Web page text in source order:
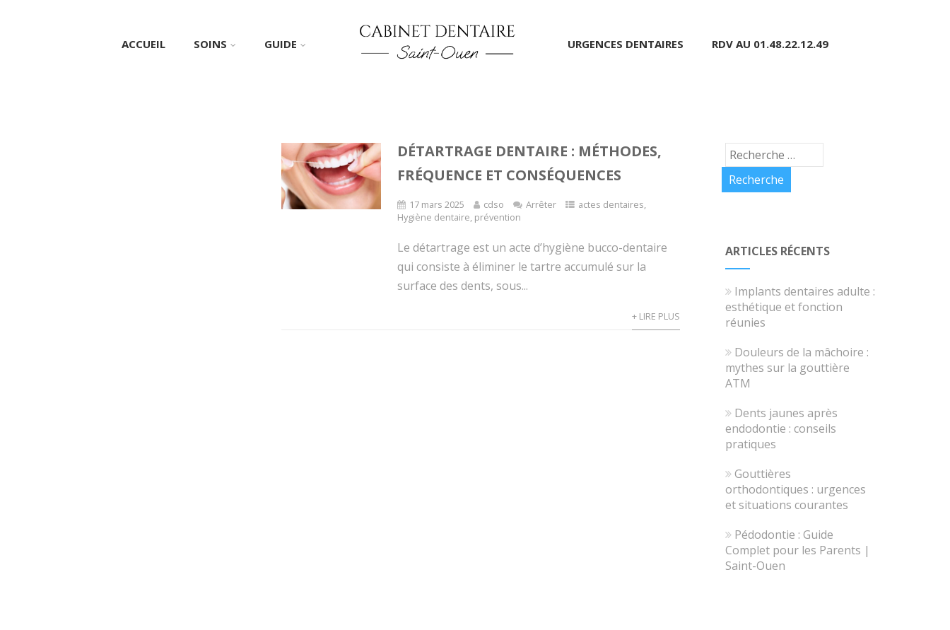
ACCUEIL SOINS GUIDE URGENCES DENTAIRES RDV AU 01.48.22.12.49
DÉTARTRAGE DENTAIRE : MÉTHODES,
FRÉQUENCE ET CONSÉQUENCES
17 mars 2025 cdso Arrêter actes dentaires,
Hygiène dentaire, prévention
Le détartrage est un acte d’hygiène bucco-dentaire
qui consiste à éliminer le tartre accumulé sur la
surface des dents, sous...
+ LIRE PLUS
ARTICLES RÉCENTS
Implants dentaires adulte :
esthétique et fonction
réunies
Douleurs de la mâchoire :
mythes sur la gouttière
ATM
Dents jaunes après
endodontie : conseils
pratiques
Gouttières
orthodontiques : urgences
et situations courantes
Pédodontie : Guide
Complet pour les Parents |
Saint-Ouen